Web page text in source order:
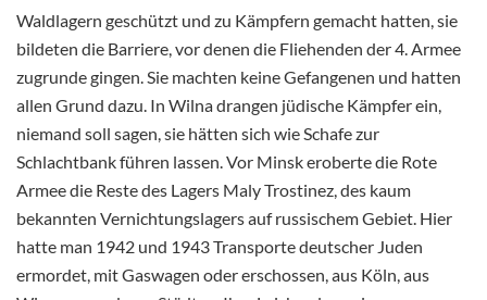
Waldlagern geschützt und zu Kämpfern gemacht hatten, sie
bildeten die Barriere, vor denen die Fliehenden der 4. Armee
zugrunde gingen. Sie machten keine Gefangenen und hatten
allen Grund dazu. In Wilna drangen jüdische Kämpfer ein,
niemand soll sagen, sie hätten sich wie Schafe zur
Schlachtbank führen lassen. Vor Minsk eroberte die Rote
Armee die Reste des Lagers Maly Trostinez, des kaum
bekannten Vernichtungslagers auf russischem Gebiet. Hier
hatte man 1942 und 1943 Transporte deutscher Juden
ermordet, mit Gaswagen oder erschossen, aus Köln, aus